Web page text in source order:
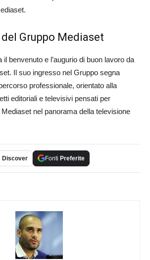
Gruppo Mediaset
il benvenuto e l’augurio di buon lavoro da
Il suo ingresso nel Gruppo segna
professionale, orientato alla
editoriali e televisivi pensati per
nel panorama della televisione
Discover Fonti Preferite